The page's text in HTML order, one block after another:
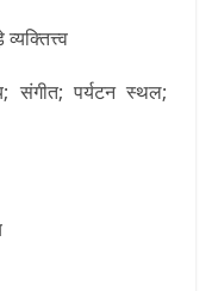
संगीत; पर्यटन स्थल;